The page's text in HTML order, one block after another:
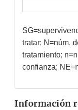
tratar; N=núm.
tratamiento;
confianza;
Información